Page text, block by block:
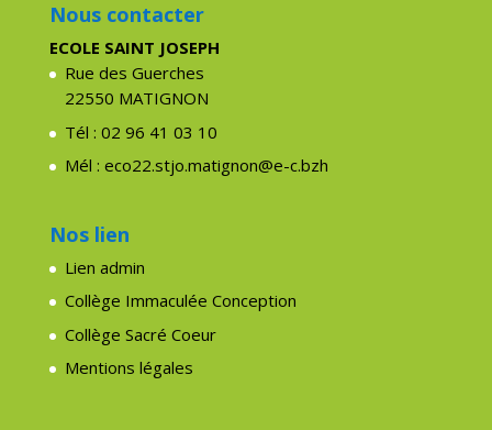
Nous contacter
ECOLE SAINT JOSEPH
Rue des Guerches
22550 MATIGNON
Tél : 02 96 41 03 10
Mél : eco22.stjo.matignon@e-c.bzh
Nos lien
Lien admin
Collège Immaculée Conception
Collège Sacré Coeur
Mentions légales